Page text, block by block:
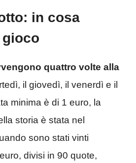
in cosa
quattro volte alla
il giovedì, il venerdì e il
minima è di 1 euro, la
storia è stata nel
sono stati vinti
divisi in 90 quote,